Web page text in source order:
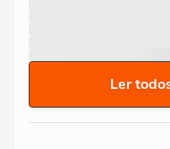
Ler